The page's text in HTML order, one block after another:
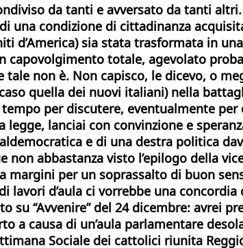
da tanti e avversato da tanti
una condizione di cittadinanza
d’America) sia stata trasformata in
totale, agevolato
tale non è. Non capisco, le dicevo, o
quella dei nuovi italiani) nella
per discutere, eventualmente
lanciai con convinzione e
e di una destra politica
abbastanza visto l’epilogo della
margini per un soprassalto di buon
d’aula ci vorrebbe una
“Avvenire” del 24 dicembre: avrei
a causa di un’aula parlamentare
Sociale dei cattolici riunita